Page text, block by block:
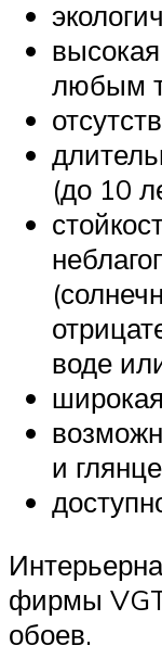
любым
(до 10
воде
и
фирмы VGT
обоев.